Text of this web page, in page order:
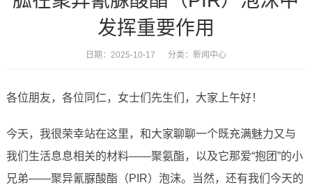
发挥重要作用
日期：2025-10-17 分类： 新闻中心
各位朋友，各位同仁，女士们先生们，大家上午好！
今天，我很荣幸站在这里，和大家聊聊一个既充满魅力又与
我们生活息息相关的材料——聚氨酯，以及它那爱“抱团”的小
兄弟——聚异氰脲酸酯（PIR）泡沫。当然，还有我们今天的